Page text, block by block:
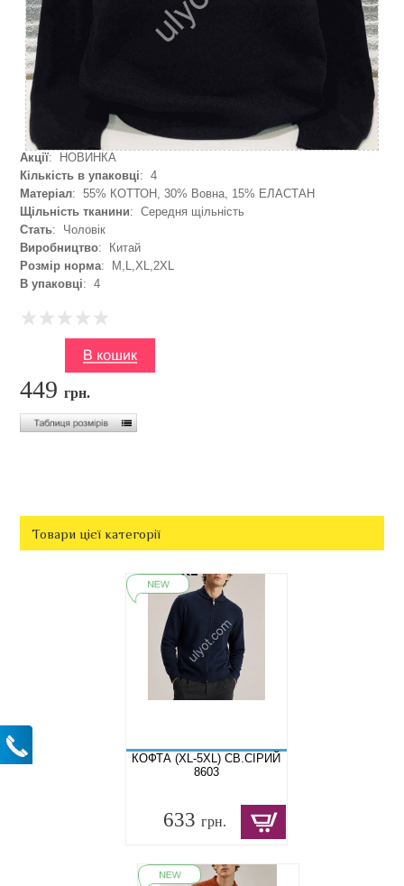
Акції: НОВИНКА
Кількість в упаковці: 4
Матеріал: 55% КОТТОН, 30% Вовна, 15% ЕЛАСТАН
Щільність тканини: Середня щільність
Стать: Чоловік
Виробництво: Китай
Розмір норма: M,L,XL,2XL
В упаковці: 4
449грн.
Товари цієї категорії
КОФТА (XL-5XL) СВ.СІРИЙ
8603
633 грн.